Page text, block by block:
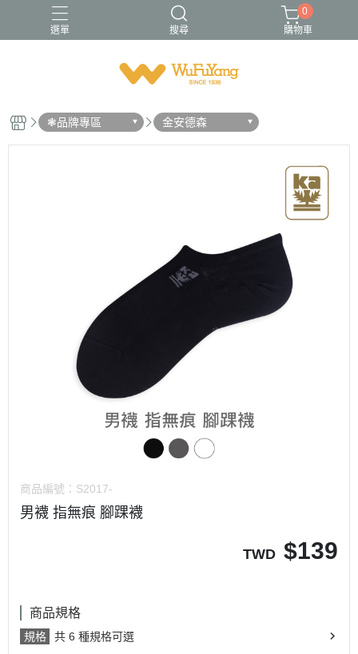
選單 搜尋
0
購物車
❃品牌專區 金安德森
商品編號： S2017-
男襪 指無痕 腳踝襪
TWD $139
商品規格
規格 共 6 種規格可選